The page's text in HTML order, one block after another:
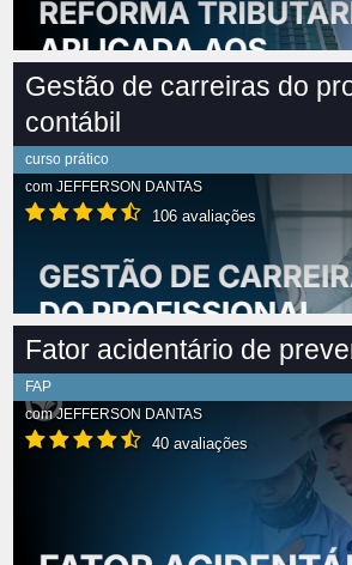
Gestão de carreiras do
contábil
curso prático
com JEFFERSON DANTAS
106 avaliações
Fator acidentário de
FAP
comJEFFERSON DANTAS
40 avaliações